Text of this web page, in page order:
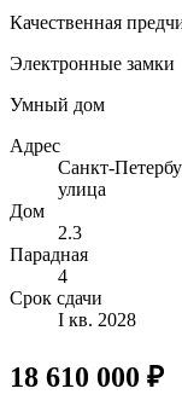
Качественная
Электронные замки
Умный дом
Адрес
Санкт-
улица
Дом
2.3
Парадная
4
Срок сдачи
I кв. 2028
18 610 000 ₽